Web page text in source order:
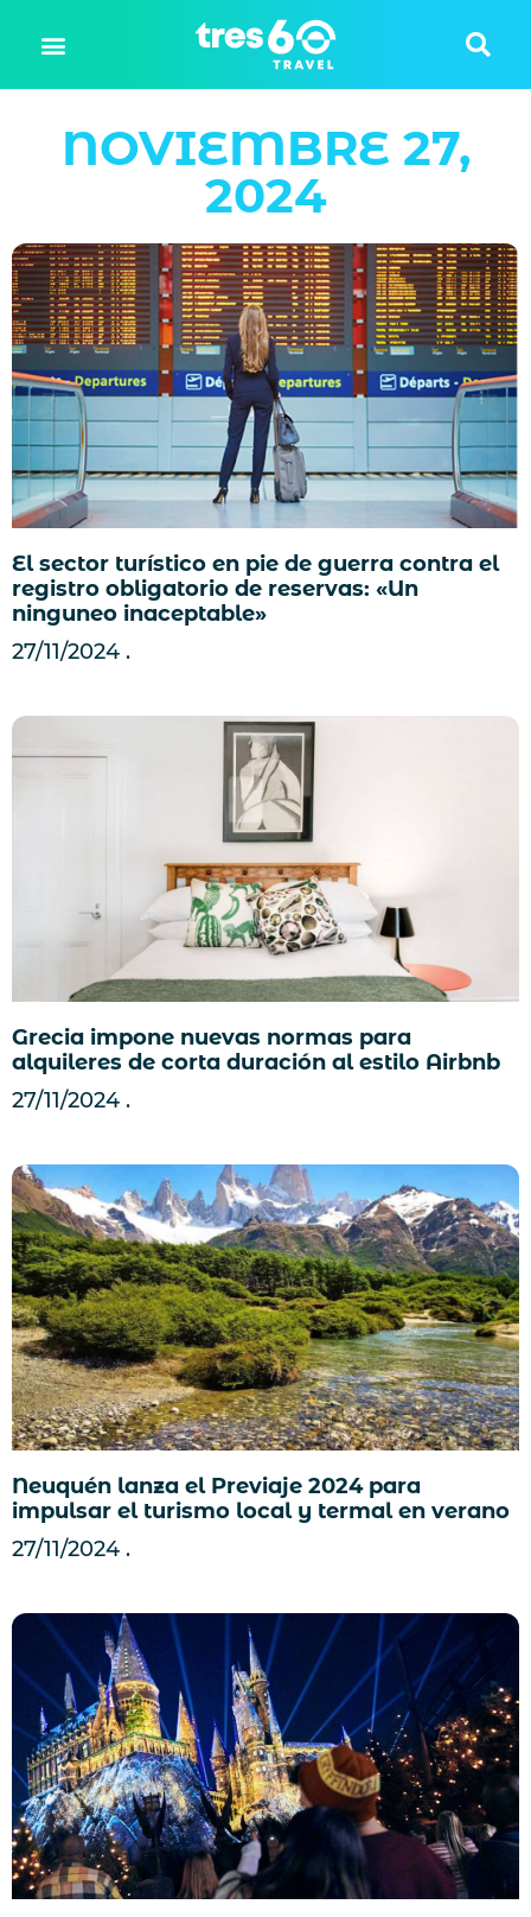
NOVIEMBRE 27,
2024
El sector turístico en pie de guerra contra el
registro obligatorio de reservas: «Un
ninguneo inaceptable»
27/11/2024
Grecia impone nuevas normas para
alquileres de corta duración al estilo Airbnb
27/11/2024
Neuquén lanza el Previaje 2024 para
impulsar el turismo local y termal en verano
27/11/2024